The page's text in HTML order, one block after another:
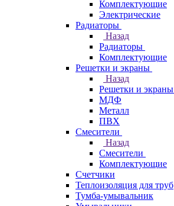
Комплектующие
Электрические
Радиаторы
Назад
Радиаторы
Комплектующие
Решетки и экраны
Назад
Решетки и экраны
МДФ
Металл
ПВХ
Смесители
Назад
Смесители
Комплектующие
Счетчики
Теплоизоляция для труб
Тумба-умывальник